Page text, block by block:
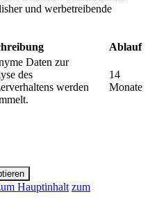
und werbetreibende
Ablauf
Daten zur
des
werden
14
Monate
Hauptinhalt zum